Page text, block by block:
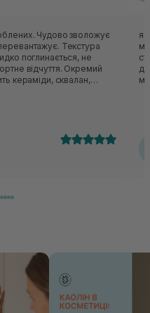
Чудово зволожує
Текстура
відчуття. Окремий
кераміди, сквалан,
я